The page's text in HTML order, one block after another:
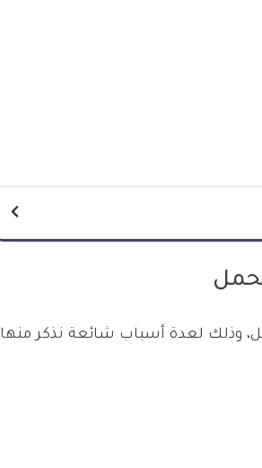
أثناء أول 12 أسبوع من الحمل، وذلك لعدة أسباب شائعة نذكر منها